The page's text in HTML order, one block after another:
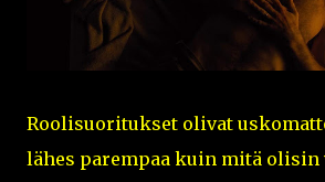
Roolisuoritukset olivat
lähes parempaa kuin mitä olisin